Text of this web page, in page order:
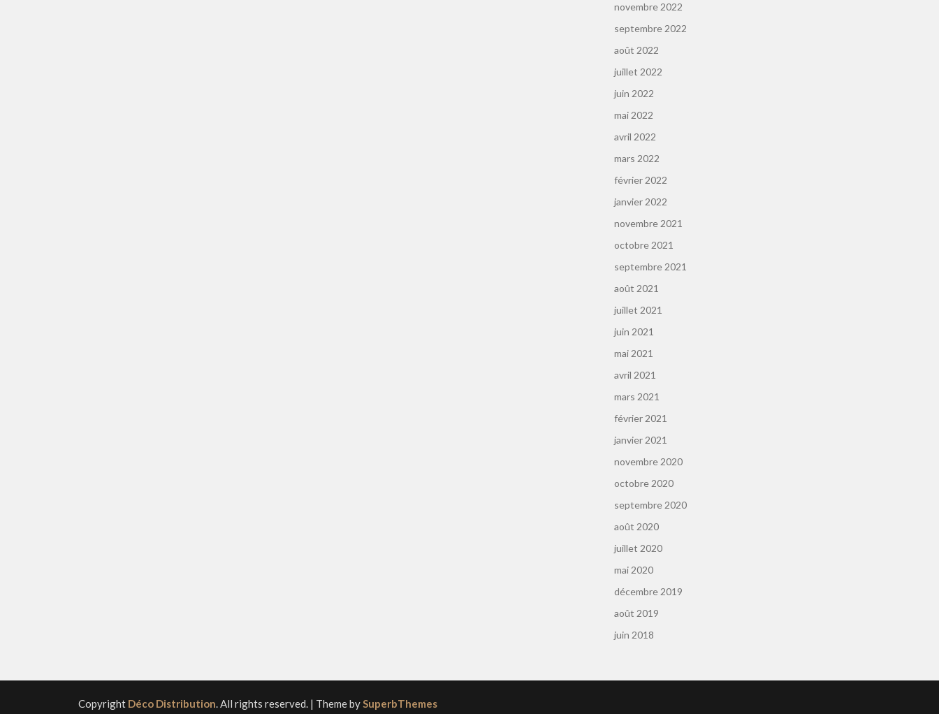
novembre 2022
septembre 2022
août 2022
juillet 2022
juin 2022
mai 2022
avril 2022
mars 2022
février 2022
janvier 2022
novembre 2021
octobre 2021
septembre 2021
août 2021
juillet 2021
juin 2021
mai 2021
avril 2021
mars 2021
février 2021
janvier 2021
novembre 2020
octobre 2020
septembre 2020
août 2020
juillet 2020
mai 2020
décembre 2019
août 2019
juin 2018
Copyright Déco Distribution. All rights reserved. | Theme bySuperbThemes